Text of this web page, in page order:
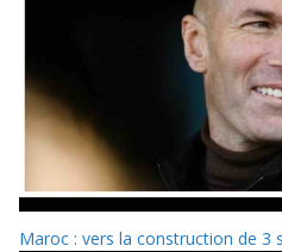
Maroc : vers la construction de 3